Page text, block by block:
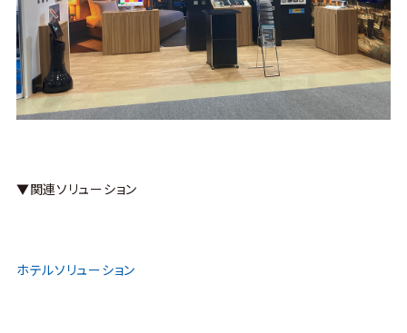
▼関連ソリューション
ホテルソリューション